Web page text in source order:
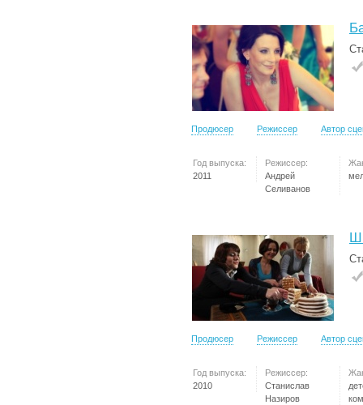
Продюсер Режиссер Автор
Год выпуска:
2011
Режиссер:
Андрей
Селиванов
Продюсер Режиссер Автор
Год выпуска:
2010
Режиссер:
Станислав
Назиров